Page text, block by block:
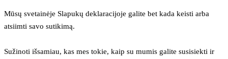
Mūsų svetainėje Slapukų deklaracijoje galite bet kada keisti arba
atsiimti savo sutikimą.
Sužinoti išsamiau, kas mes tokie, kaip su mumis galite susisiekti ir